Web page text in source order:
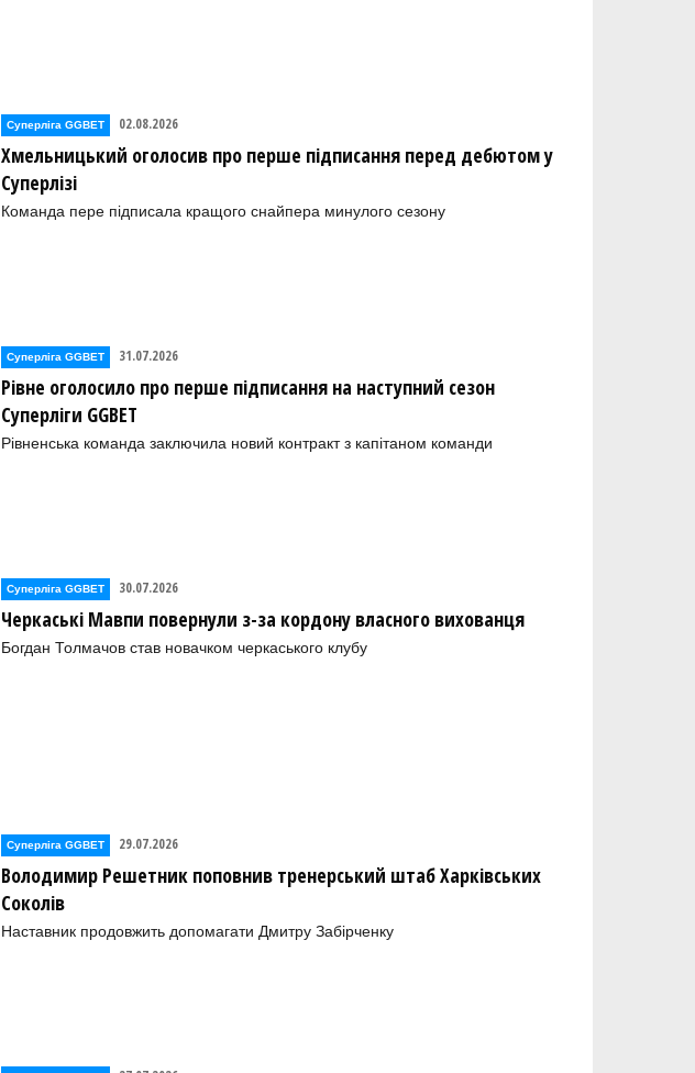
Суперліга GGBET 02.08.2026
Хмельницький оголосив про перше підписання перед дебютом у
Суперлізі
Команда пере підписала кращого снайпера минулого сезону
Суперліга GGBET 31.07.2026
Рівне оголосило про перше підписання на наступний сезон
Суперліги GGBET
Рівненська команда заключила новий контракт з капітаном команди
Суперліга GGBET 30.07.2026
Черкаські Мавпи повернули з-за кордону власного вихованця
Богдан Толмачов став новачком черкаського клубу
Суперліга GGBET 29.07.2026
Володимир Решетник поповнив тренерський штаб Харківських
Соколів
Наставник продовжить допомагати Дмитру Забірченку